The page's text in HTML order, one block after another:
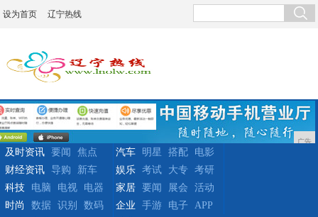
设为首页 辽宁热线
广告
及时资讯 要闻
焦点
财经资讯
导购 新车
汽车 明星 搭配
电影
娱乐
考试 大专
考研
科技
电脑 电视
电器
时尚
数据 识别 数码
家居 要闻 展会
活动
企业
手游 电子
APP